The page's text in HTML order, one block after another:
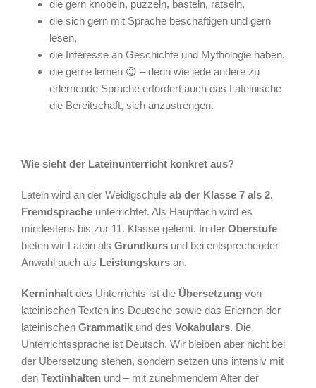
die gern knobeln, puzzeln, basteln, rätseln,
die sich gern mit Sprache beschäftigen und gern
lesen,
die Interesse an Geschichte und Mythologie haben,
die gerne lernen 😊 – denn wie jede andere zu
erlernende Sprache erfordert auch das Lateinische
die Bereitschaft, sich anzustrengen.
Wie sieht der Lateinunterricht konkret aus?
Latein wird an der Weidigschule ab der Klasse 7 als 2.
Fremdsprache unterrichtet. Als Hauptfach wird es
mindestens bis zur 11. Klasse gelernt. In der Oberstufe
bieten wir Latein als Grundkurs und bei entsprechender
Anwahl auch als Leistungskurs an.
Kerninhalt des Unterrichts ist die Übersetzung von
lateinischen Texten ins Deutsche sowie das Erlernen der
lateinischen Grammatik und des Vokabulars. Die
Unterrichtssprache ist Deutsch. Wir bleiben aber nicht bei
der Übersetzung stehen, sondern setzen uns intensiv mit
den Textinhalten und – mit zunehmendem Alter der